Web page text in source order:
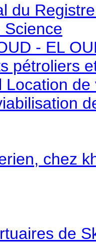
du
Science
- EL
pétroliers
Location de
chez
de